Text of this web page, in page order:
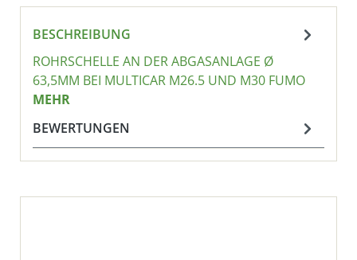
BESCHREIBUNG
ROHRSCHELLE AN DER ABGASANLAGE Ø
63,5MM BEI MULTICAR M26.5 UND M30 FUMO
MEHR
BEWERTUNGEN